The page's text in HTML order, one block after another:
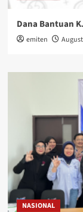
Dana Bantuan
emiten
NASIONAL